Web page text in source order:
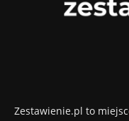
Zestawienie.pl to